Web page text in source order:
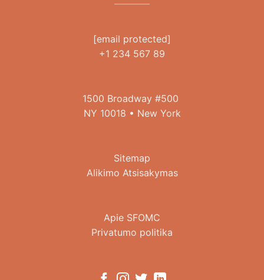
[email protected]
+1 234 567 89
1500 Broadway #500
NY 10018 • New York
Sitemap
Alikimo Atsisakymas
Apie SFOMC
Privatumo politika